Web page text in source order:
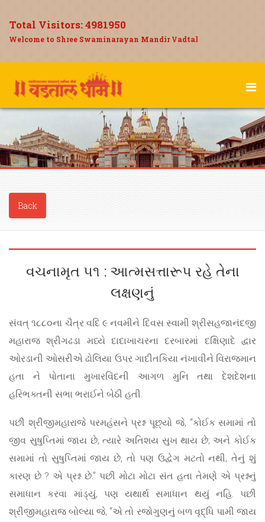
Total Visitors:4981950
Welcome to Shree Swaminarayan Mandir Vadtal
Back
વચનામૃત ૫૧ : આત્મસત્તારૂપ રહે તેના
લક્ષણનું
સંવત્ ૧૮૮૦ના ચૈત્ર વદિ ૯ નવમીને દિવસ સ્વામી શ્રીસહજાનંદજી
મહારાજ શ્રીગઢડા મધ્યે દાદાખાચરના દરબારમાં દક્ષિણાદે દ્વાર
ઓરડાની ઓસરીએ ઢોલિયા ઉપર ગાદીતકિયા નંખાવીને વિરાજમાન
હતા ને પોતાના મુખારવિંદની આગળ મુનિ તથા દેશદેશના
હરિભક્તની સભા ભરાઈને બેઠી હતી.
પછી શ્રીજીમહારાજે પરમહંસને પ્રશ્ન પૂછ્યો જે, “કોઈક સમામાં તો
જીવ સુષુપ્તિમાં જાય છે, ત્યારે અતિશય સુખ થાય છે; અને કોઈક
સમામાં તો સુષુપ્તિમાં જાય છે, તો પણ ઉદ્વેગ મટતો નથી, તેનું શું
કારણ છે ? એ પ્રશ્ન છે.” પછી મોટા મોટા સંત હતા તેમણે એ પ્રશ્નનું
સમાધાન કરવા માંડ્યું, પણ યથાર્થ સમાધાન થયું નહિ. પછી
શ્રીજીમહારાજ બોલ્યા જે, “એ તો રજોગુણનું બળ વૃદ્ધિ પામી જાય